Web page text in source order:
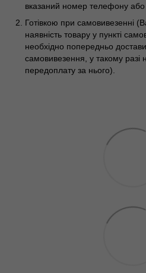
вказаний номер телефону або
Готівкою при самовивезенні
наявність товару у пункті
необхідно попередньо
самовивезення, у такому разі
передоплату за нього).